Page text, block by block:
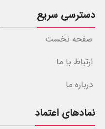
دسترسی سریع
صفحه نخست
ارتباط با ما
درباره ما
نمادهای اعتماد